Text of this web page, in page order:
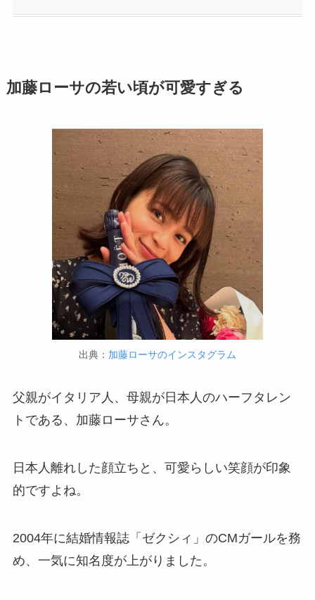
加藤ローサの若い頃が可愛すぎる
出典： 加藤ローサのインスタグラム
父親がイタリア人、母親が日本人のハーフタレン
トである、加藤ローサさん。
日本人離れした顔立ちと、可愛らしい笑顔が印象
的ですよね。
2004年に結婚情報誌「ゼクシィ」のCMガールを務
め、一気に知名度が上がりました。